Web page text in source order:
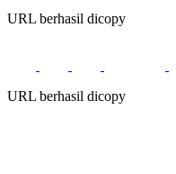
URL berhasil dicopy
URL berhasil dicopy